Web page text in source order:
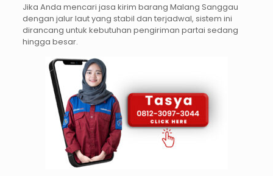
Jika Anda mencari jasa kirim barang Malang Sanggau
dengan jalur laut yang stabil dan terjadwal, sistem ini
dirancang untuk kebutuhan pengiriman partai sedang
hingga besar.